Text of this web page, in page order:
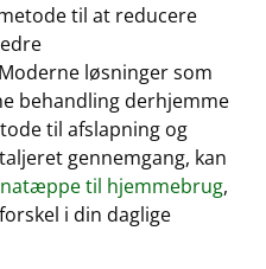
til at reducere
løsninger som
behandling derhjemme
til afslapning og
gennemgang, kan
til hjemmebrug,
i din daglige